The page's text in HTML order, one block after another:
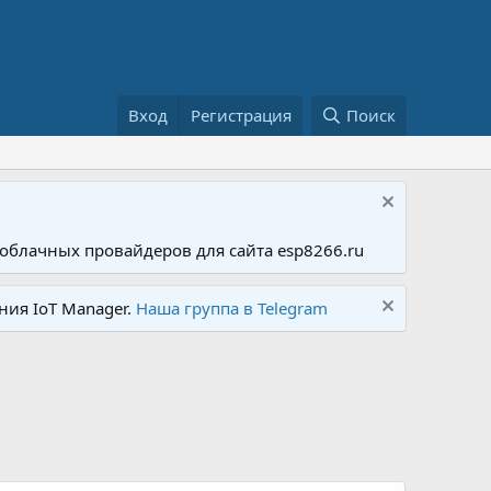
Вход Регистрация Поиск
провайдеров для сайта esp8266.ru
IoT Manager. Наша группа в Telegram